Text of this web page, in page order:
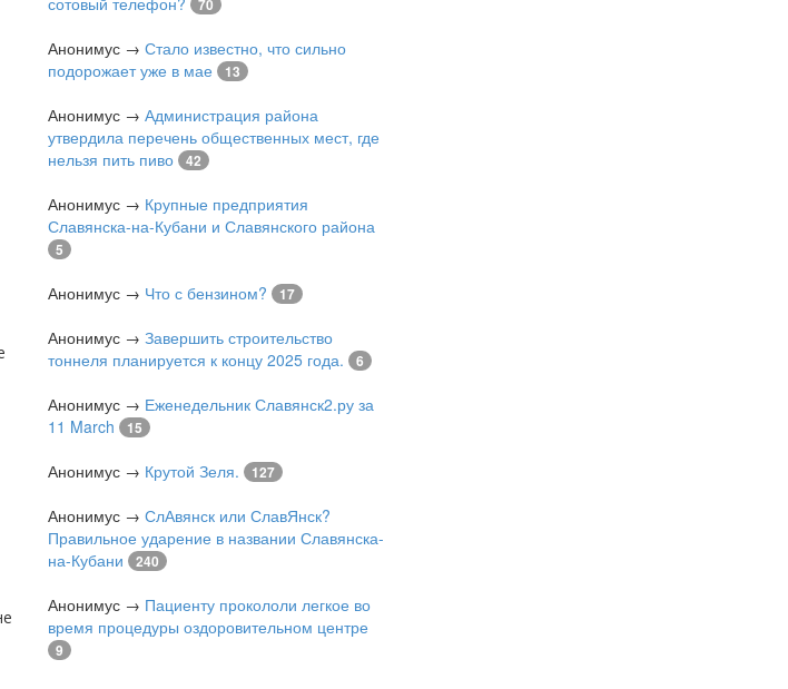
70
Анонимус → Стало известно, что сильно
подорожает уже в мае
13
Анонимус → Администрация района
утвердила перечень общественных мест, где
нельзя пить пиво
42
Анонимус → Крупные предприятия
Славянска-на-Кубани и Славянского района
5
Анонимус → Что с бензином? 17
Анонимус → Завершить строительство
тоннеля планируется к концу 2025 года.
6
Анонимус → Еженедельник Славянск2.ру за
11 March
15
Анонимус → Крутой Зеля. 127
Анонимус → СлАвянск или СлавЯнск?
Правильное ударение в названии Славянска-
на-Кубани
240
Анонимус → Пациенту прокололи легкое во
время процедуры оздоровительном центре
9